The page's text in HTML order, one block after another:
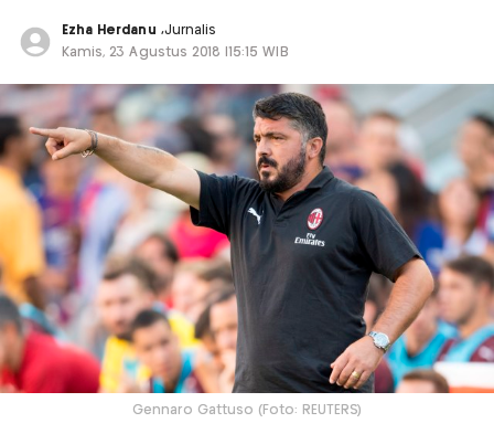
Ezha Herdanu ,Jurnalis
Kamis, 23 Agustus 2018 |15:15 WIB
Gennaro Gattuso (Foto: REUTERS)